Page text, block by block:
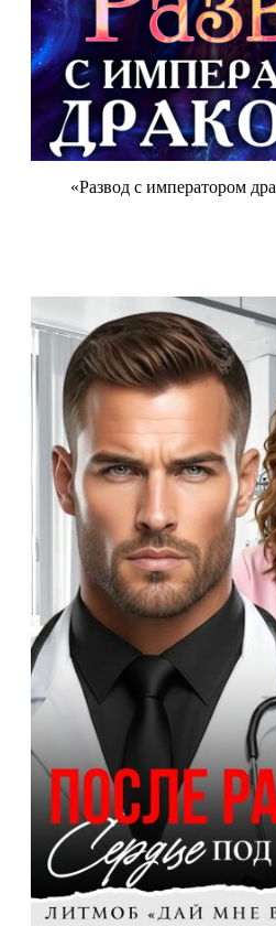
«Развод с императором